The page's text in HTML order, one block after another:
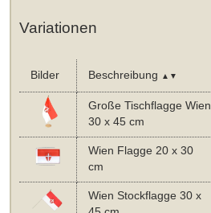
Variationen
Bilder Beschreibung ▲▼
Große Tischflagge Wien
30 x 45 cm
Wien Flagge 20 x 30
cm
Wien Stockflagge 30 x